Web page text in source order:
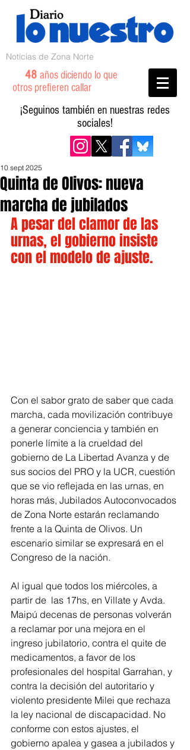
Noticias de Zona Norte
48 años diciendo lo que
otros prefieren callar
¡Seguinos también en nuestras redes
sociales!
Quinta de Olivos: nueva
marcha de jubilados
10 sept 2025
A pesar del clamor de las
urnas, el gobierno insiste
con el modelo de ajuste.
Con el sabor grato de saber que cada
marcha, cada movilización contribuye
a generar conciencia y también en
ponerle límite a la crueldad del
gobierno de La Libertad Avanza y de
sus socios del PRO y la UCR, cuestión
que se vio reflejada en las urnas, en
horas más, Jubilados Autoconvocados
de Zona Norte estarán reclamando
frente a la Quinta de Olivos. Un
escenario similar se expresará en el
Congreso de la nación.
Al igual que todos los miércoles, a
partir de  las 17hs, en Villate y Avda.
Maipú decenas de personas volverán
a reclamar por una mejora en el
ingreso jubilatorio, contra el quite de
medicamentos, a favor de los
profesionales del hospital Garrahan, y
contra la decisión del autoritario y
violento presidente Milei que rechaza
la ley nacional de discapacidad. No
conforme con estos ajustes, el
gobierno apalea y gasea a jubilados y